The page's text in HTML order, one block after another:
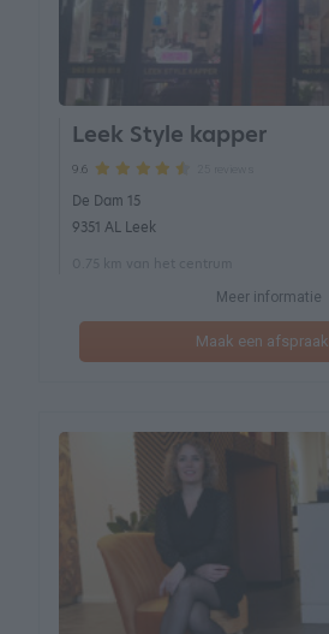
Leek Style kapper
9.6
De Dam 15
9351 AL Leek
Meer informatie
Maak een afspraak